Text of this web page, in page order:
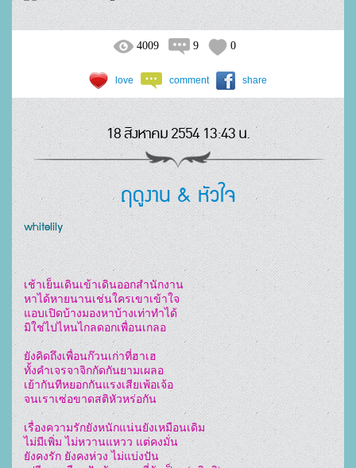
4009 9 0
love comment share
18 สิงหาคม 2554 13:43 น.
ฤดูงาน & หัวใจ
whitelily
เช้าเย็นเดินเข้าเดินออกสำนักงาน
หาได้หายนานเช่นใครเขาเข้าใจ
แอบเปิดบ้างมองหาบ้างเท่าทำได้
มิใช่ไปไหนไกลดอกเพื่อนเกลอ
ยังคิดถึงเพื่อนก๊วนเก่าที่ฮาเฮ
ทั้งคำเจรจาจิกกัดกันยามเผลอ
เย้ากันทีหยอกกันแรงเสียเพ้อเจ้อ
จนเราเซ่อขาดสติหัวหร่อกัน
เรื่องความรักยังหนักแน่นยังเหมือนเดิม
ไม่มีเพิ่ม ไม่หวานแหวว แต่คงมั่น
ยังคงรัก ยังคงห่วง ไม่แบ่งปัน